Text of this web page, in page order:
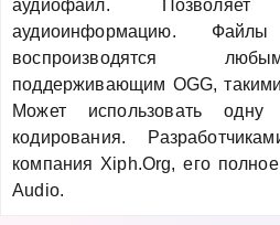
аудиофайл.
аудиоинформацию.
воспроизводятся
поддерживающим OGG,
Может использовать
кодирования.
компания Xiph.Org, его
Audio.